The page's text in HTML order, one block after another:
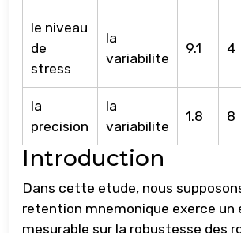
le niveau
de
stress
la
variabilite
9.1 4
la
precision
la
variabilite
1.8 8
Introduction
Dans cette etude, nous
retention mnemonique exerce un
mesurable sur la robustesse des